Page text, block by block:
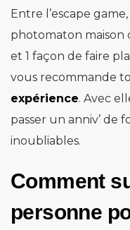
Entre l’escape
photomaton maison
et 1 façon de faire
vous recommande
expérience. Avec
passer un anniv’ de
inoubliables.
Comment
personne